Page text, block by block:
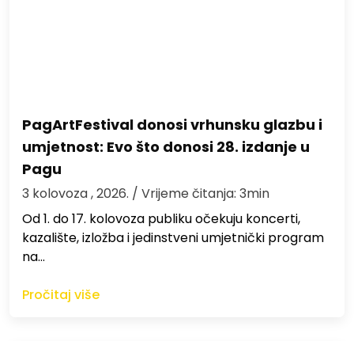
PagArtFestival donosi vrhunsku glazbu i
umjetnost: Evo što donosi 28. izdanje u
Pagu
3 kolovoza , 2026. / Vrijeme čitanja: 3min
Od 1. do 17. kolovoza publiku očekuju koncerti,
kazalište, izložba i jedinstveni umjetnički program
na…
Pročitaj više